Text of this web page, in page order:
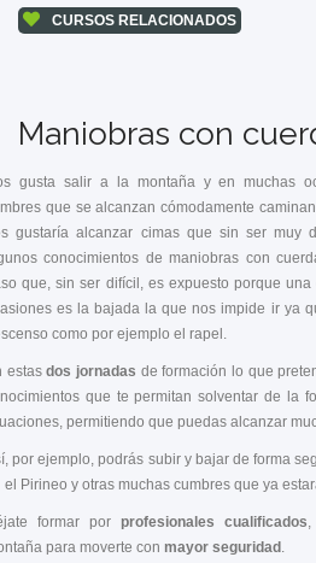
CURSOS RELACIONADOS
Maniobras con
gusta salir a la montaña y en muchas
que se alcanzan cómodamente
gustaría alcanzar cimas que sin ser muy
conocimientos de maniobras con
que, sin ser difícil, es expuesto porque
es la bajada la que nos impide ir ya
como por ejemplo el rapel.
estasdos jornadas de formación lo que
que te permitan solventar de la
permitiendo que puedas alcanzar
por ejemplo, podrás subir y bajar de forma
el Pirineo y otras muchas cumbres que ya
formar por profesionales cualificados,
para moverte con mayor seguridad .